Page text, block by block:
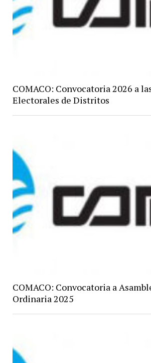
COMACO: Convocatoria 2026 a
Electorales de Distritos
COMACO: Convocatoria a
Ordinaria 2025